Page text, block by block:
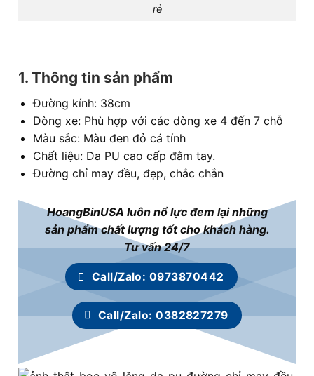
rẻ
1. Thông tin sản phẩm
Đường kính: 38cm
Dòng xe: Phù hợp với các dòng xe 4 đến 7 chỗ
Màu sắc: Màu đen đỏ cá tính
Chất liệu: Da PU cao cấp đằm tay.
Đường chỉ may đều, đẹp, chắc chắn
HoangBinUSA luôn nổ lực đem lại những
sản phẩm chất lượng tốt cho khách hàng.
Tư vấn 24/7
Call/Zalo: 0973870442
Call/Zalo: 0382827279